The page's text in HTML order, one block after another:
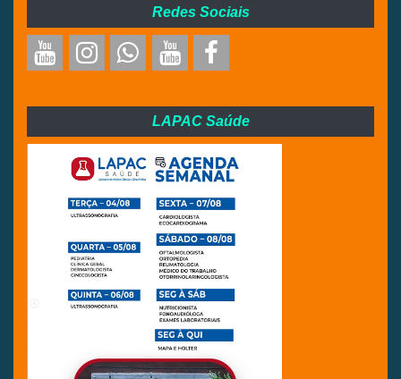
Redes Sociais
LAPAC Saúde